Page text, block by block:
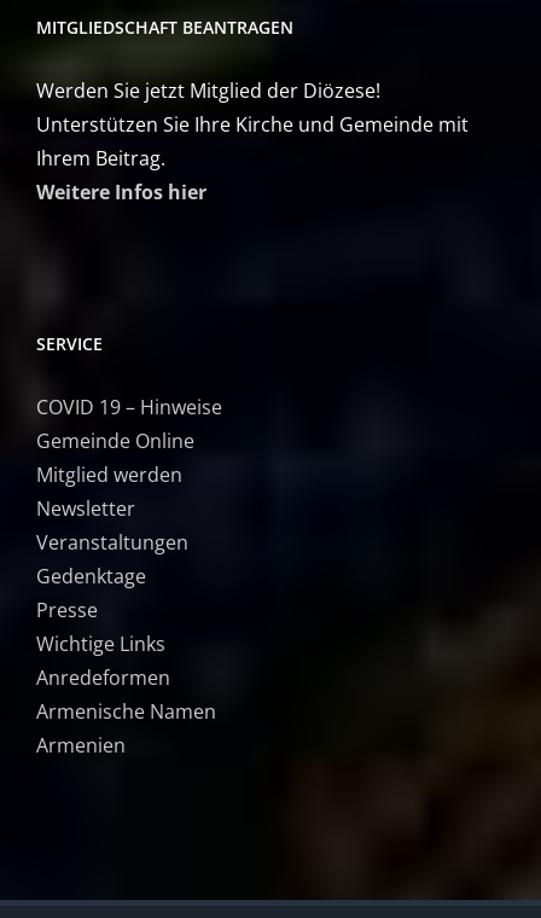
MITGLIEDSCHAFT BEANTRAGEN
Werden Sie jetzt Mitglied der Diözese!
Unterstützen Sie Ihre Kirche und Gemeinde mit
Ihrem Beitrag.
Weitere Infos hier
SERVICE
COVID 19 – Hinweise
Gemeinde Online
Mitglied werden
Newsletter
Veranstaltungen
Gedenktage
Presse
Wichtige Links
Anredeformen
Armenische Namen
Armenien